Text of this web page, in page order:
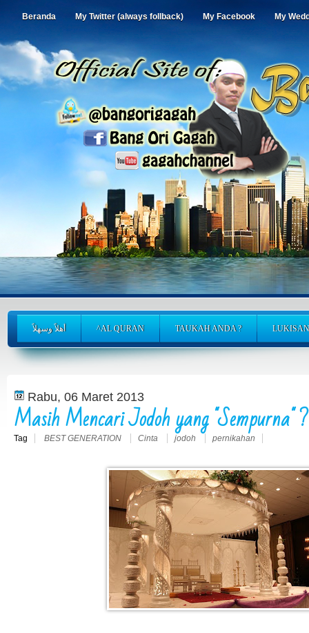
Beranda My Twitter (always follback) My Facebook My
أهلاً وسهلاً ^AL QURAN TAUKAH ANDA ?
Rabu, 06 Maret 2013
Masih Mencari Jodoh yang "Sempurna"
Tag BEST GENERATION Cinta jodoh pernikahan